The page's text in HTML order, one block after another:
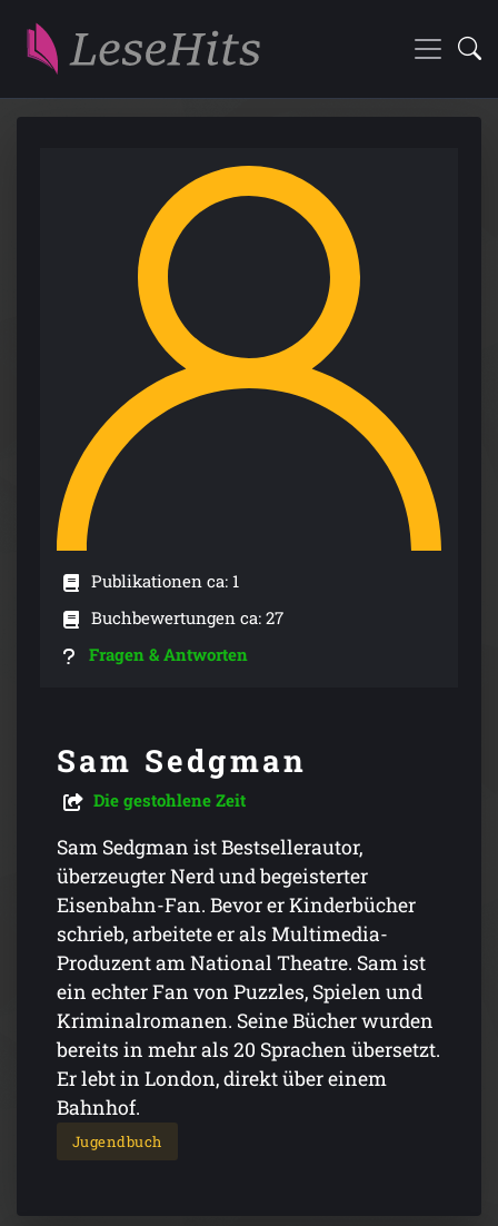
Publikationen ca: 1
Buchbewertungen ca: 27
Fragen & Antworten
Sam Sedgman
Die gestohlene Zeit
Sam Sedgman ist Bestsellerautor,
überzeugter Nerd und begeisterter
Eisenbahn-Fan. Bevor er Kinderbücher
schrieb, arbeitete er als Multimedia-
Produzent am National Theatre. Sam ist
ein echter Fan von Puzzles, Spielen und
Kriminalromanen. Seine Bücher wurden
bereits in mehr als 20 Sprachen übersetzt.
Er lebt in London, direkt über einem
Bahnhof.
Jugendbuch